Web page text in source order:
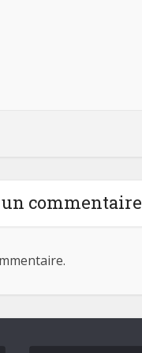
un commentaire